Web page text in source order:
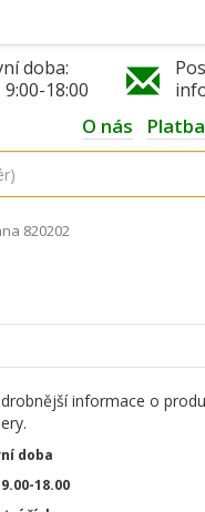
doba:
9:00-18:00
O nás
820202
informace o
doba
18.00